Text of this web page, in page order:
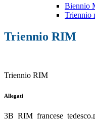
Biennio
Triennio
Triennio RIM
Triennio RIM
Allegati